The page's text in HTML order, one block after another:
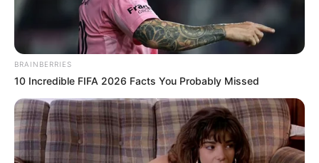
BRAINBERRIES
10 Incredible FIFA 2026 Facts You Probably Missed